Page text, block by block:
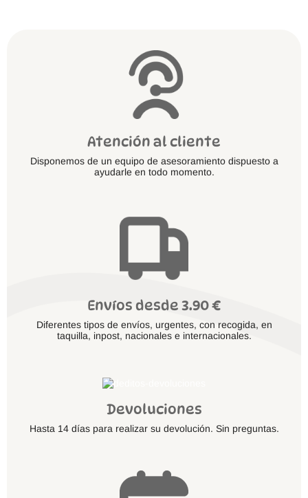
Atención al cliente
Disponemos de un equipo de asesoramiento dispuesto a
ayudarle en todo momento.
Envíos desde 3.90 €
Diferentes tipos de envíos, urgentes, con recogida, en
taquilla, inpost, nacionales e internacionales.
Devoluciones
Hasta 14 días para realizar su devolución. Sin preguntas.